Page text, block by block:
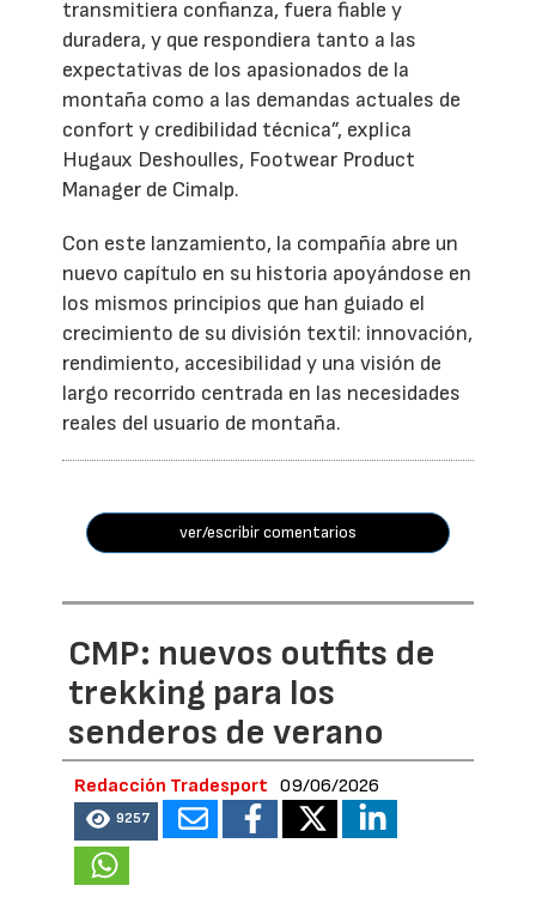
transmitiera confianza, fuera fiable y
duradera, y que respondiera tanto a las
expectativas de los apasionados de la
montaña como a las demandas actuales de
confort y credibilidad técnica”, explica
Hugaux Deshoulles, Footwear Product
Manager de Cimalp.
Con este lanzamiento, la compañía abre un
nuevo capítulo en su historia apoyándose en
los mismos principios que han guiado el
crecimiento de su división textil: innovación,
rendimiento, accesibilidad y una visión de
largo recorrido centrada en las necesidades
reales del usuario de montaña.
ver/escribir comentarios
CMP: nuevos outfits de
trekking para los
senderos de verano
Redacción Tradesport 09/06/2026
9257